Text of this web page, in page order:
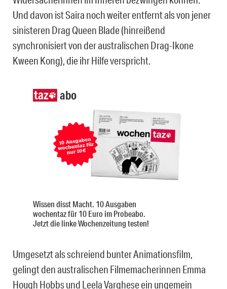
Und davon ist Saira noch weiter entfernt als von jener
sinisteren Drag Queen Blade (hinreißend
synchronisiert von der australischen Drag-Ikone
Kween Kong), die ihr Hilfe verspricht.
abo
Wissen disst Macht. 10 Ausgaben
wochentaz für 10 Euro im Probeabo.
Jetzt die linke Wochenzeitung testen!
Umgesetzt als schreiend bunter Animationsfilm,
gelingt den australischen Filmemacherinnen Emma
Hough Hobbs und Leela Varghese ein ungemein